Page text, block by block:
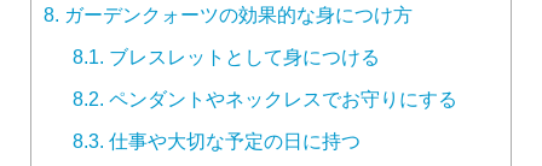
8. ガーデンクォーツの効果的な身につけ方
8.1. ブレスレットとして身につける
8.2. ペンダントやネックレスでお守りにする
8.3. 仕事や大切な予定の日に持つ